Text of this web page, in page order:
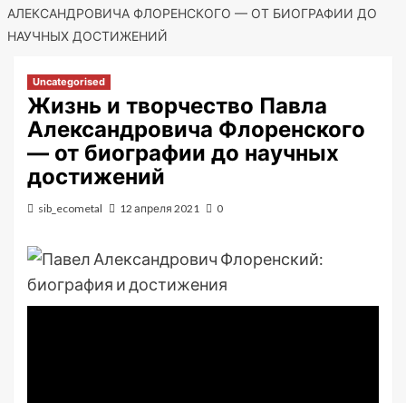
АЛЕКСАНДРОВИЧА ФЛОРЕНСКОГО — ОТ БИОГРАФИИ ДО
НАУЧНЫХ ДОСТИЖЕНИЙ
Uncategorised
Жизнь и творчество Павла
Александровича Флоренского
— от биографии до научных
достижений
sib_ecometal 12 апреля 2021 0